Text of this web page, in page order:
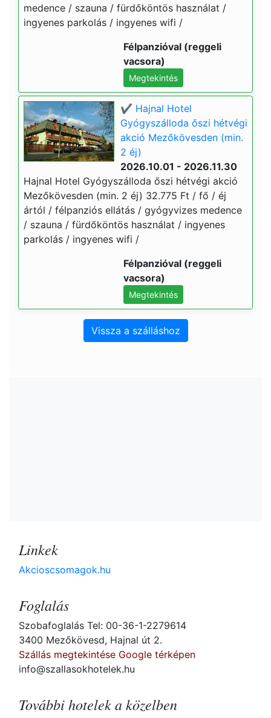
medence / szauna / fürdőköntös használat /
ingyenes parkolás / ingyenes wifi /
Félpanzióval (reggeli
vacsora)
Megtekintés
✔️ Hajnal Hotel
Gyógyszálloda őszi hétvégi
akció Mezőkövesden (min.
2 éj)
2026.10.01 - 2026.11.30
Hajnal Hotel Gyógyszálloda őszi hétvégi akció
Mezőkövesden (min. 2 éj) 32.775 Ft / fő / éj
ártól / félpanziós ellátás / gyógyvizes medence
/ szauna / fürdőköntös használat / ingyenes
parkolás / ingyenes wifi /
Félpanzióval (reggeli
vacsora)
Megtekintés
Vissza a szálláshoz
Linkek
Akcioscsomagok.hu
Foglalás
Szobafoglalás Tel: 00-36-1-2279614
3400 Mezőkövesd, Hajnal út 2.
Szállás megtekintése Google térképen
info@szallasokhotelek.hu
További hotelek a közelben